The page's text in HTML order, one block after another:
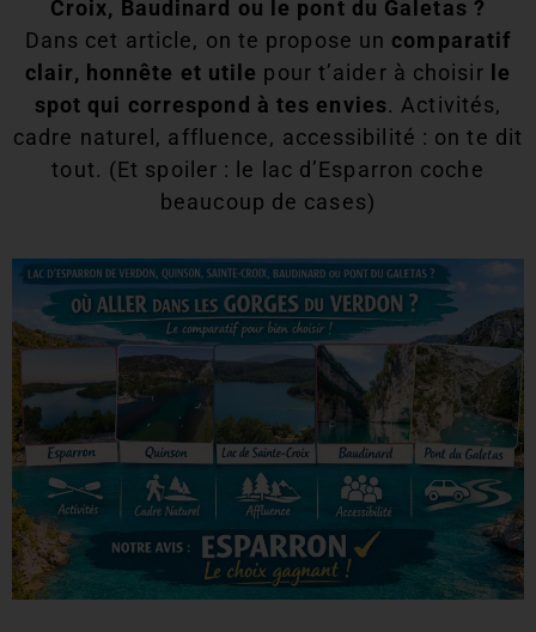
Croix, Baudinard ou le pont du Galetas ?
Dans cet article, on te propose un comparatif
clair, honnête et utile pour t’aider à choisir le
spot qui correspond à tes envies. Activités,
cadre naturel, affluence, accessibilité : on te dit
tout. (Et spoiler : le lac d’Esparron coche
beaucoup de cases)